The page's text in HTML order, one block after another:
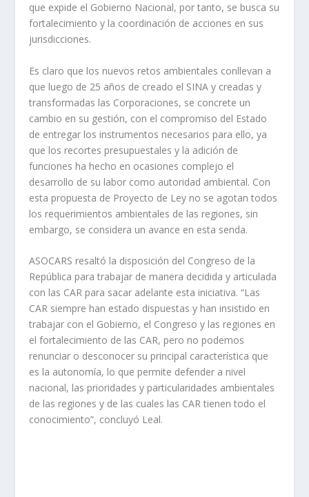
que expide el Gobierno Nacional, por tanto, se busca su
fortalecimiento y la coordinación de acciones en sus
jurisdicciones.
Es claro que los nuevos retos ambientales conllevan a
que luego de 25 años de creado el SINA y creadas y
transformadas las Corporaciones, se concrete un
cambio en su gestión, con el compromiso del Estado
de entregar los instrumentos necesarios para ello, ya
que los recortes presupuestales y la adición de
funciones ha hecho en ocasiones complejo el
desarrollo de su labor como autoridad ambiental. Con
esta propuesta de Proyecto de Ley no se agotan todos
los requerimientos ambientales de las regiones, sin
embargo, se considera un avance en esta senda.
ASOCARS resaltó la disposición del Congreso de la
República para trabajar de manera decidida y articulada
con las CAR para sacar adelante esta iniciativa. “Las
CAR siempre han estado dispuestas y han insistido en
trabajar con el Gobierno, el Congreso y las regiones en
el fortalecimiento de las CAR, pero no podemos
renunciar o desconocer su principal característica que
es la autonomía, lo que permite defender a nivel
nacional, las prioridades y particularidades ambientales
de las regiones y de las cuales las CAR tienen todo el
conocimiento”, concluyó Leal.